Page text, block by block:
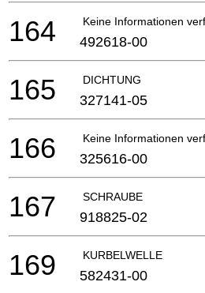
Keine Informationen
164 492618-00
DICHTUNG
165 327141-05
Keine Informationen
166 325616-00
SCHRAUBE
167 918825-02
KURBELWELLE
169 582431-00